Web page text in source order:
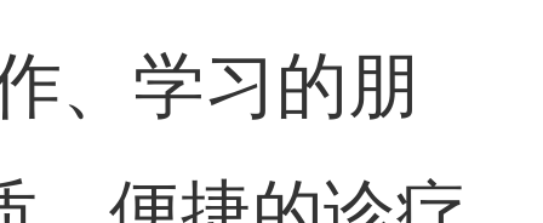
、学习的朋